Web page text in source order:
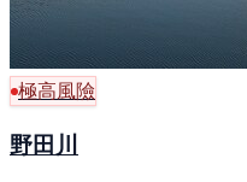
極高風險
野田川